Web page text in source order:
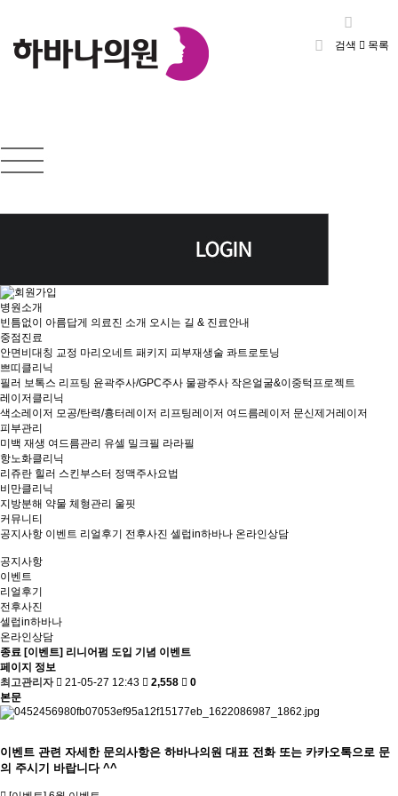
병원소개
빈틈없이 아름답게 의료진 소개 오시는 길 & 진료안내
중점진료
안면비대칭 교정 마리오네트 패키지 피부재생술 콰트로토닝
쁘띠클리닉
필러 보톡스 리프팅 윤곽주사/GPC주사 물광주사 작은얼굴&이중턱프로젝트
레이저클리닉
색소레이저 모공/탄력/흉터레이저 리프팅레이저 여드름레이저 문신제거레이저
피부관리
미백 재생 여드름관리 유셀 밀크필 라라필
항노화클리닉
리쥬란 힐러 스킨부스터 정맥주사요법
비만클리닉
지방분해 약물 체형관리 울핏
커뮤니티
공지사항 이벤트 리얼후기 전후사진 셀럽in하바나 온라인상담
공지사항
이벤트
리얼후기
전후사진
셀럽in하바나
온라인상담
검색 목록
종료 [이벤트] 리니어펌 도입 기념 이벤트
페이지 정보
최고관리자
21-05-27 12:43 2,558
0
본문
이벤트 관련 자세한 문의사항은 하바나의원 대표 전화 또는 카카오톡으로 문
의 주시기 바랍니다 ^^